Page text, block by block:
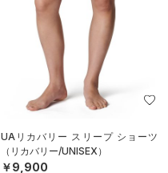
UAリカバリー スリープ ショーツ
（リカバリー/UNISEX）
￥9,900